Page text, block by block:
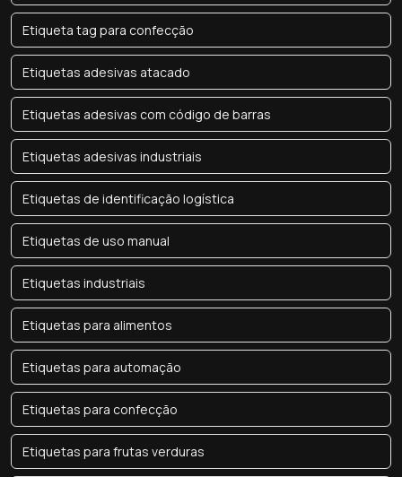
Etiqueta tag para confecção
Etiquetas adesivas atacado
Etiquetas adesivas com código de barras
Etiquetas adesivas industriais
Etiquetas de identificação logística
Etiquetas de uso manual
Etiquetas industriais
Etiquetas para alimentos
Etiquetas para automação
Etiquetas para confecção
Etiquetas para frutas verduras